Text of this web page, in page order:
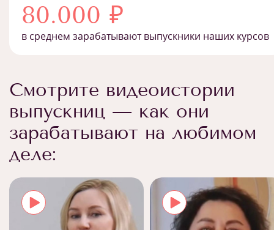
80.000 ₽
в среднем зарабатывают выпускники наших курсов
Смотрите видеоистории
выпускниц — как они
зарабатывают на любимом
деле: